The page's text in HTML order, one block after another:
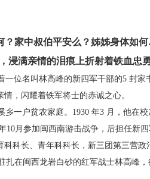
？家中叔伯平安么？姊姊身体如
浸满亲情的泪痕上折射着铁血忠
一位名叫 林高峰的新四军干部的5 封家
情，闪耀着铁军将士的赤诚之心。
乡一户贫农家庭。1930 年3 月，他在
10月参加闽西南游击战争，后担任新
科科长、青年科科长，新三团第三营政
扎在闽西龙岩白砂的红军战士林高峰，